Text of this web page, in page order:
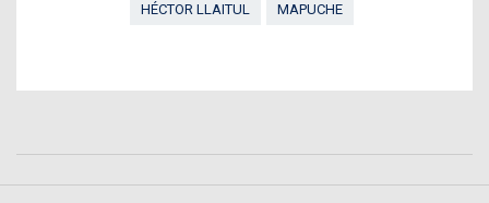
HÉCTOR LLAITUL MAPUCHE